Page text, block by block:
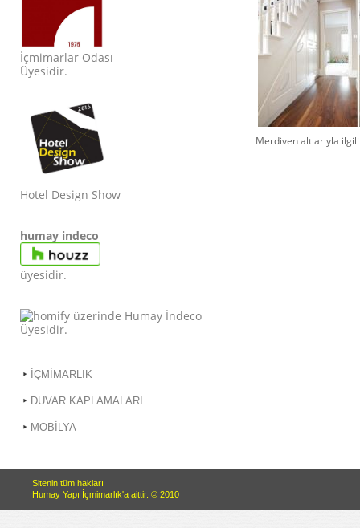
İçmimarlar Odası
Üyesidir.
Hotel Design Show
humay indeco
üyesidir.
Üyesidir.
İÇMİMARLIK
DUVAR KAPLAMALARI
MOBİLYA
Merdiven altlarıyla
Sitenin tüm hakları
Humay Yapı İçmimarlık'a aittir. © 2010